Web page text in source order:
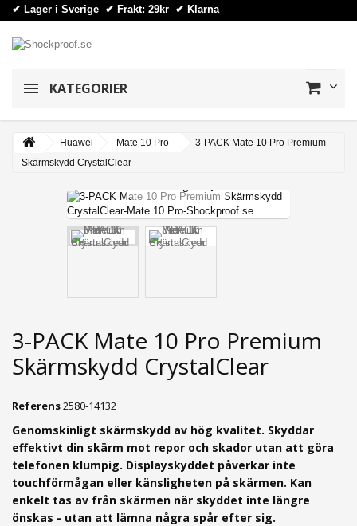
✔ Lager i Sverige ✔ Frakt: 29kr ✔ Klarna
KATEGORIER
Huawei Mate 10 Pro
3-PACK Mate 10 Pro Premium
Skärmskydd CrystalClear
3-PACK Mate 10 Pro Premium
Skärmskydd CrystalClear
Referens2580-14132
Genomskinligt skärmskydd av hög kvalitet. Skyddar
effektivt din skärm mot repor och skador utan att göra
telefonen klumpig. Displayskyddet påverkar inte
touchförmågan eller känsligheten på skärmen. Kan
enkelt tas av från skärmen när skyddet inte längre
önskas - utan att lämna några spår efter sig.